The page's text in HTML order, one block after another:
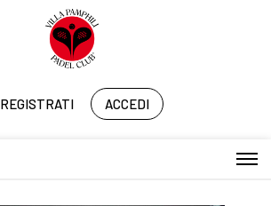
REGISTRATI ACCEDI